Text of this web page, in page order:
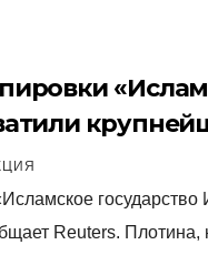
Reuters. Плотина,